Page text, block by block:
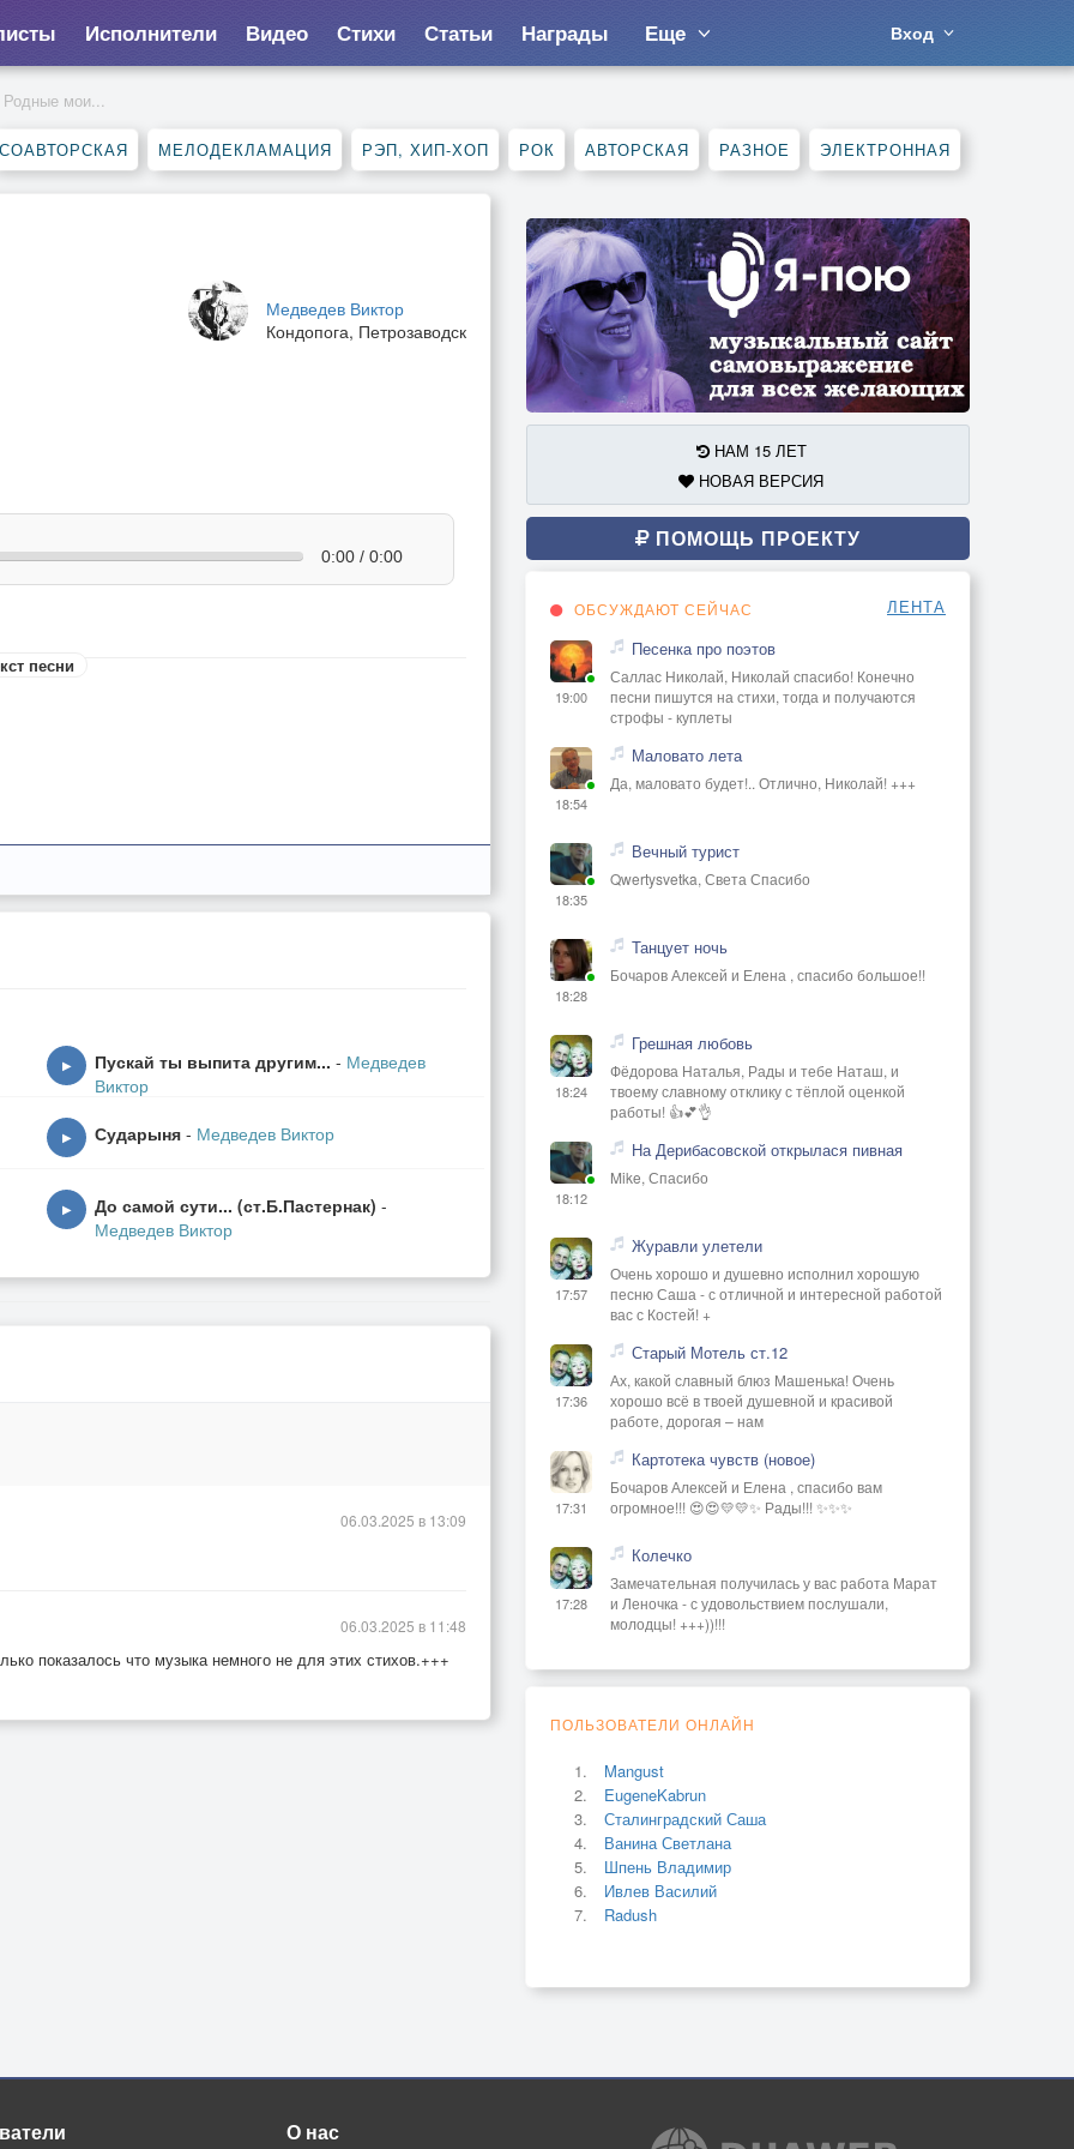
Исполнители Видео Стихи Статьи Награды Еще Вход
Родные мои...
СОАВТОРСКАЯ МЕЛОДЕКЛАМАЦИЯ РЭП, ХИП-ХОП РОК АВТОРСКАЯ РАЗНОЕ ЭЛЕКТРОННАЯ
Медведев Виктор
Кондопога, Петрозаводск
0:00 / 0:00
песни
▶ Пускай ты выпита другим... - Медведев
Виктор
▶ Сударыня - Медведев Виктор
▶ До самой сути... (ст.Б.Пастернак) -
Медведев Виктор
06.03.2025 в 13:09
показалось что музыка немного не для этих стихов.+++
06.03.2025 в 11:48
НАМ 15 ЛЕТ
НОВАЯ ВЕРСИЯ
ПОМОЩЬ ПРОЕКТУ
ОБСУЖДАЮТ СЕЙЧАС ЛЕНТА
19:00
Песенка про поэтов
Саллас Николай, Николай спасибо! Конечно
песни пишутся на стихи, тогда и получаются
строфы - куплеты
18:54
Маловато лета
Да, маловато будет!.. Отлично, Николай! +++
18:35
Вечный турист
Qwertysvetka, Света Спасибо
18:28
Танцует ночь
Бочаров Алексей и Елена , спасибо большое!!
18:24
Грешная любовь
Фёдорова Наталья, Рады и тебе Наташ, и
твоему славному отклику с тёплой оценкой
работы! 👍💕👌
18:12
На Дерибасовской открылася пивная
Mike, Спасибо
17:57
Журавли улетели
Очень хорошо и душевно исполнил хорошую
песню Саша - с отличной и интересной работой
вас с Костей! +
17:36
Старый Мотель ст.12
Ах, какой славный блюз Машенька! Очень
хорошо всё в твоей душевной и красивой
работе, дорогая – нам
17:31
Картотека чувств (новое)
Бочаров Алексей и Елена , спасибо вам
огромное!!! 😍😍💛💛✨ Рады!!! ✨✨✨
17:28
Колечко
Замечательная получилась у вас работа Марат
и Леночка - с удовольствием послушали,
молодцы! +++))!!!
ПОЛЬЗОВАТЕЛИ ОНЛАЙН
Mangust
EugeneKabrun
Сталинградский Саша
Ванина Светлана
Шпень Владимир
Ивлев Василий
Radush
О нас